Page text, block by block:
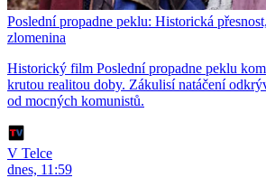
Poslední propadne peklu: Historická
zlomenina
Historický film Poslední propadne peklu
krutou realitou doby. Zákulisí natáčení
od mocných komunistů.
V Telce
dnes, 11:59